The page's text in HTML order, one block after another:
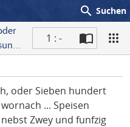
search Suchen
1 : -
oder Sieben hundert
... Speisen
Zwey und funfzig